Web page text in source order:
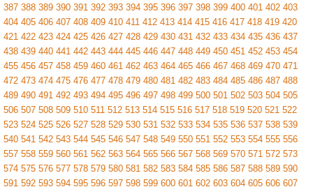
387 388 389 390 391 392 393 394 395 396 397 398 399 400 401 402 403
404 405 406 407 408 409 410 411 412 413 414 415 416 417 418 419 420
421 422 423 424 425 426 427 428 429 430 431 432 433 434 435 436 437
438 439 440 441 442 443 444 445 446 447 448 449 450 451 452 453 454
455 456 457 458 459 460 461 462 463 464 465 466 467 468 469 470 471
472 473 474 475 476 477 478 479 480 481 482 483 484 485 486 487 488
489 490 491 492 493 494 495 496 497 498 499 500 501 502 503 504 505
506 507 508 509 510 511 512 513 514 515 516 517 518 519 520 521 522
523 524 525 526 527 528 529 530 531 532 533 534 535 536 537 538 539
540 541 542 543 544 545 546 547 548 549 550 551 552 553 554 555 556
557 558 559 560 561 562 563 564 565 566 567 568 569 570 571 572 573
574 575 576 577 578 579 580 581 582 583 584 585 586 587 588 589 590
591 592 593 594 595 596 597 598 599 600 601 602 603 604 605 606 607